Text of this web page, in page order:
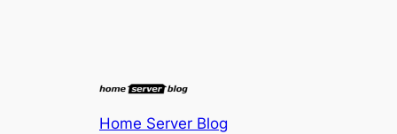
Home Server Blog